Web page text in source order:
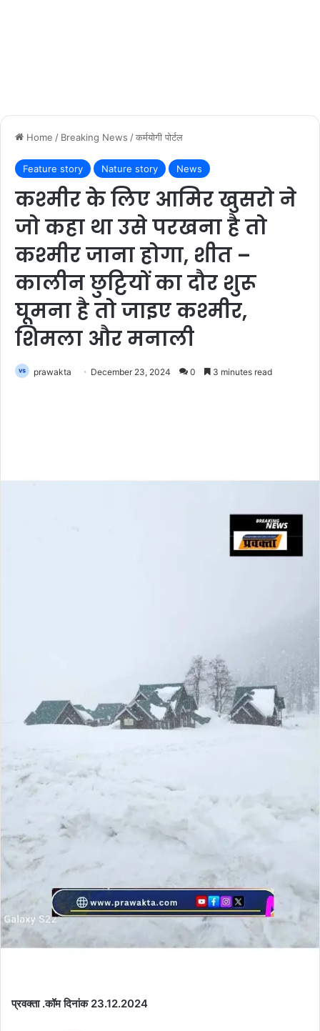
Home / Breaking News /कर्मयोगी पोर्टल
Feature story Nature story News
कश्मीर के लिए आमिर खुसरो ने
जो कहा था उसे परखना है तो
कश्मीर जाना होगा, शीत –
कालीन छुट्टियों का दौर शुरू
घूमना है तो जाइए कश्मीर,
शिमला और मनाली
prawakta December 23, 2024 0 3 minutes read
प्रवक्ता .कॉम दिनांक 23.12.2024